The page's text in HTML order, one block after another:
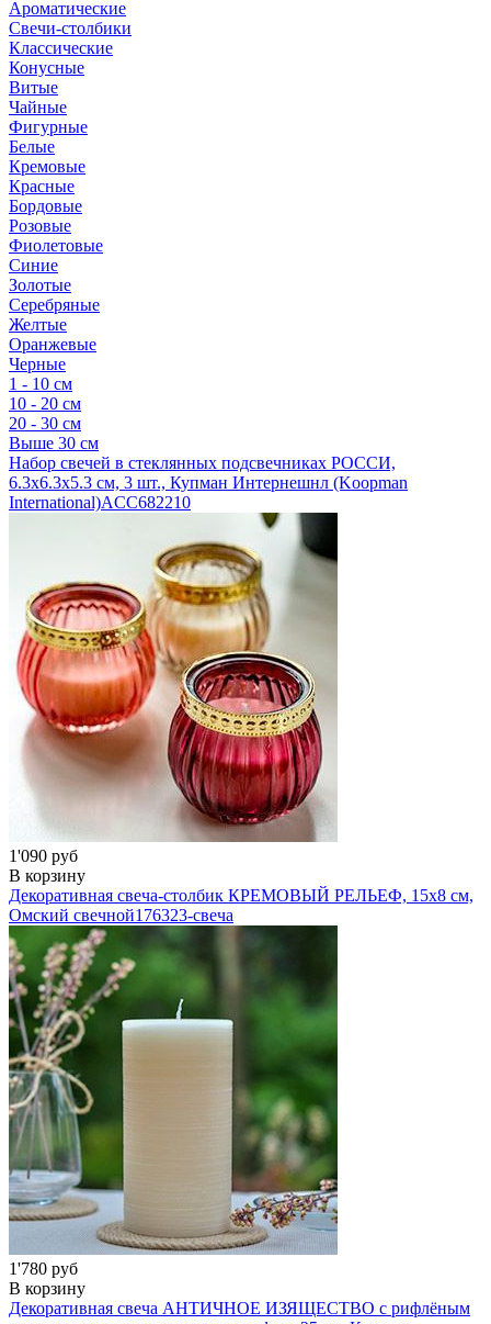
Ароматические
Свечи-столбики
Классические
Конусные
Витые
Чайные
Фигурные
Белые
Кремовые
Красные
Бордовые
Розовые
Фиолетовые
Синие
Золотые
Серебряные
Желтые
Оранжевые
Черные
1 - 10 см
10 - 20 см
20 - 30 см
Выше 30 см
Набор свечей в стеклянных подсвечниках РОССИ,
6.3х6.3х5.3 см, 3 шт., Купман Интернешнл (Koopman
International)ACC682210
1'090 руб
В корзину
Декоративная свеча-столбик КРЕМОВЫЙ РЕЛЬЕФ, 15х8 см,
Омский свечной176323-свеча
1'780 руб
В корзину
Декоративная свеча АНТИЧНОЕ ИЗЯЩЕСТВО с рифлёным